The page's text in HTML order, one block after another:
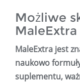
Możliwe
MaleExtra
MaleExtra jest
naukowo
suplementu,